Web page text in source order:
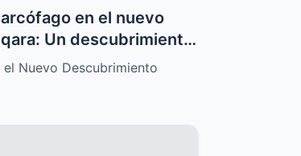
en el nuevo
Un descubrimiento
Nuevo Descubrimiento